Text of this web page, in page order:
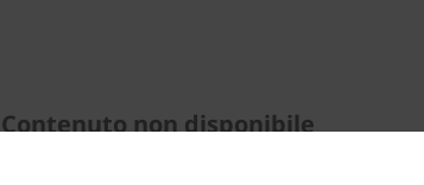
Contenuto non disponibile